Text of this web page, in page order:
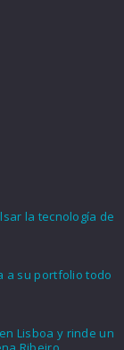
la tecnología de
a su portfolio todo
Lisboa y rinde un